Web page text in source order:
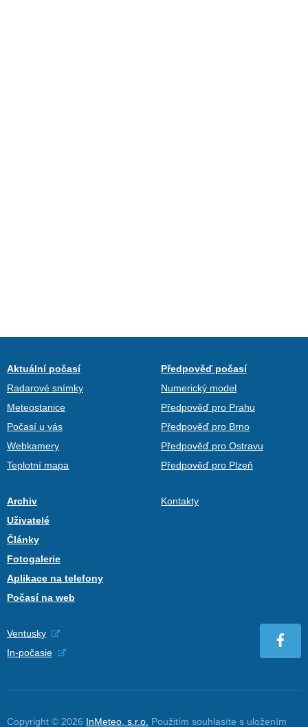
Aktuální počasí
Radarové snímky
Meteostanice
Počasí u vás
Webkamery
Teplotní mapa
Předpověď počasí
Numerický model
Předpověď pro Prahu
Předpověď pro Brno
Předpověď pro Ostravu
Předpověď pro Plzeň
Archiv
Uživatelé
Články
Fotogalerie
Aplikace na telefony
Počasí na web
Kontakty
Ventusky
In-počasie
Copyright © 2026 InMeteo, s.r.o. Použitím souhlasíte s uložením